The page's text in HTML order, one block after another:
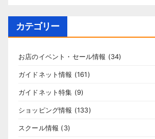
カテゴリー
お店のイベント・セール情報 (34)
ガイドネット情報 (161)
ガイドネット特集 (9)
ショッピング情報 (133)
スクール情報 (3)